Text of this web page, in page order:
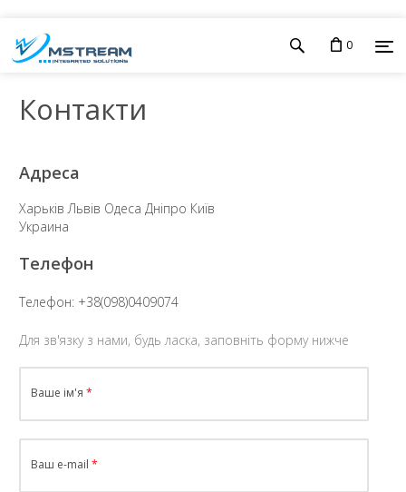
0
Контакти
Для зв'язку з нами, будь ласка, заповніть форму нижче
Ваше ім'я
Ваш e-mail
Адреса
Харьків Львів Одеса Дніпро Київ
Украина
Телефон
Телефон: +38(098)0409074